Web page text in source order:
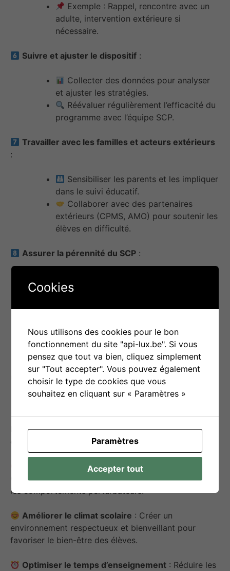
Exemple : Rappel, rencontre avec un
adulte, intervention extérieure si
nécessaire.
Suivre et ajuster le dispositif :
Collecter des données pour analyser
et ajuster les stratégies.
Réévaluer régulièrement l’efficacité du
programme avec l’équipe SCP.
Travailler avec les familles et acteurs extérieurs
:
Sensibiliser les parents et les impliquer
dans le suivi éducatif.
Collaborer avec des partenaires
extérieurs (CPMS, AMO) pour soutenir les
élèves en difficulté.
Assurer la pérennité du SCP :
l’équipe pour garantir la continuité.
durable.
Objectif(s) d’utilisation
Encourager les comportements positifs: Mettre
l’accent sur l’enseignement et la reconnaissance des
comportements attendus plutôt que sur la punition.
Prévenir les comportements inappropriés
Clarifier les attentes comportementales pour éviter
les comportements perturbateurs.
Améliorer le climat scolaire : Créer un
environnement respectueux et bienveillant pour
favoriser le bien-être des élèves.
Optimiser le temps d’enseignement : Réduire les
Cookies
Nous utilisons des cookies pour le bon
fonctionnement du site "api-lux.be". Si vous
pensez que tout va bien, cliquez simplement
sur "Tout accepter". Vous pouvez également
choisir le type de cookies que vous
souhaitez en cliquant sur « Paramètres »
Paramètres
Accepter tout